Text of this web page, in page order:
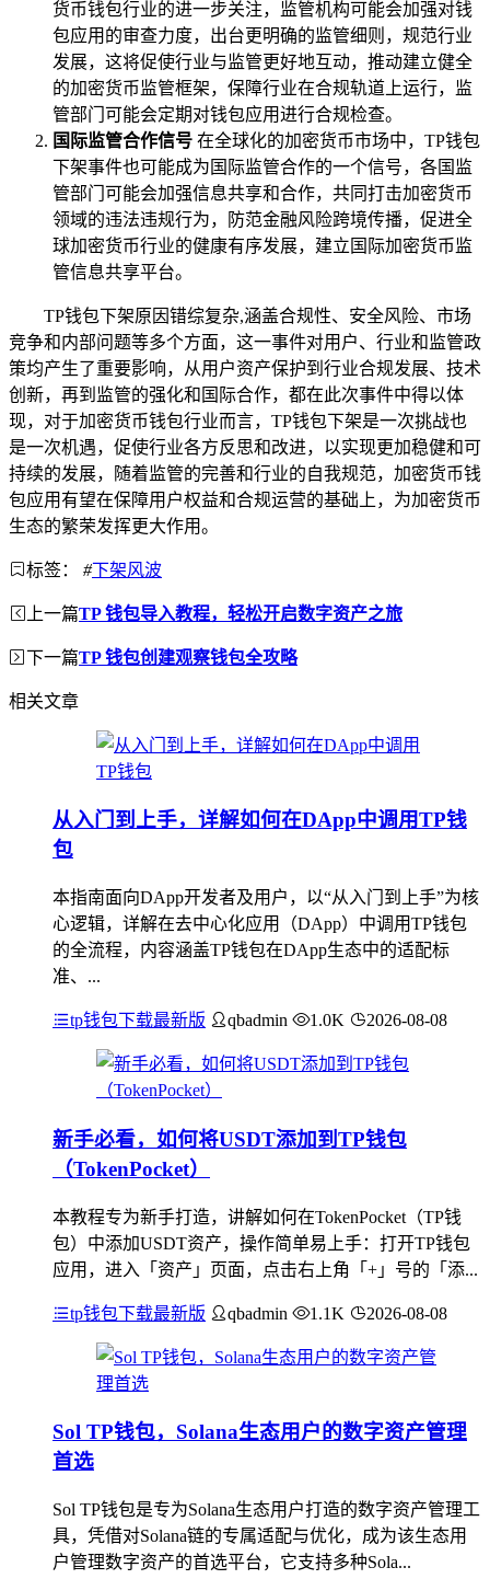
货币钱包行业的进一步关注，监管机构可能会加强对钱
包应用的审查力度，出台更明确的监管细则，规范行业
发展，这将促使行业与监管更好地互动，推动建立健全
的加密货币监管框架，保障行业在合规轨道上运行，监
管部门可能会定期对钱包应用进行合规检查。
国际监管合作信号 在全球化的加密货币市场中，TP钱包
下架事件也可能成为国际监管合作的一个信号，各国监
管部门可能会加强信息共享和合作，共同打击加密货币
领域的违法违规行为，防范金融风险跨境传播，促进全
球加密货币行业的健康有序发展，建立国际加密货币监
管信息共享平台。
TP钱包下架原因错综复杂,涵盖合规性、安全风险、市场
竞争和内部问题等多个方面，这一事件对用户、行业和监管政
策均产生了重要影响，从用户资产保护到行业合规发展、技术
创新，再到监管的强化和国际合作，都在此次事件中得以体
现，对于加密货币钱包行业而言，TP钱包下架是一次挑战也
是一次机遇，促使行业各方反思和改进，以实现更加稳健和可
持续的发展，随着监管的完善和行业的自我规范，加密货币钱
包应用有望在保障用户权益和合规运营的基础上，为加密货币
生态的繁荣发挥更大作用。
标签： #下架风波
上一篇TP 钱包导入教程，轻松开启数字资产之旅
下一篇TP 钱包创建观察钱包全攻略
相关文章
从入门到上手，详解如何在DApp中调用TP钱
包
本指南面向DApp开发者及用户，以“从入门到上手”为核
心逻辑，详解在去中心化应用（DApp）中调用TP钱包
的全流程，内容涵盖TP钱包在DApp生态中的适配标
准、...
tp钱包下载最新版 qbadmin 1.0K 2026-08-08
新手必看，如何将USDT添加到TP钱包
（TokenPocket）
本教程专为新手打造，讲解如何在TokenPocket（TP钱
包）中添加USDT资产，操作简单易上手：打开TP钱包
应用，进入「资产」页面，点击右上角「+」号的「添...
tp钱包下载最新版 qbadmin 1.1K 2026-08-08
Sol TP钱包，Solana生态用户的数字资产管理
首选
Sol TP钱包是专为Solana生态用户打造的数字资产管理工
具，凭借对Solana链的专属适配与优化，成为该生态用
户管理数字资产的首选平台，它支持多种Sola...